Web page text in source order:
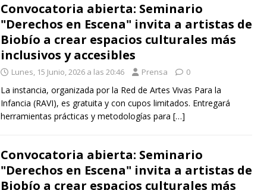
Convocatoria abierta: Seminario
"Derechos en Escena" invita a artistas de
Biobío a crear espacios culturales más
inclusivos y accesibles
Lunes, 15 Junio, 2026 a las 20:46 Prensa 0
La instancia, organizada por la Red de Artes Vivas Para la
Infancia (RAVI), es gratuita y con cupos limitados. Entregará
herramientas prácticas y metodologías para […]
Convocatoria abierta: Seminario
"Derechos en Escena" invita a artistas de
Biobío a crear espacios culturales más